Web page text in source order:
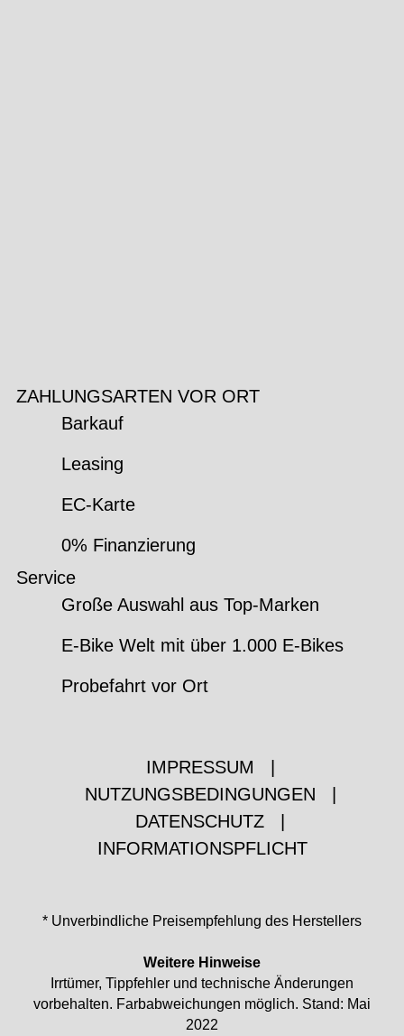
ZAHLUNGSARTEN VOR ORT
Barkauf
Leasing
EC-Karte
0% Finanzierung
Service
Große Auswahl aus Top-Marken
E-Bike Welt mit über 1.000 E-Bikes
Probefahrt vor Ort
IMPRESSUM
NUTZUNGSBEDINGUNGEN
DATENSCHUTZ
INFORMATIONSPFLICHT
* Unverbindliche Preisempfehlung des Herstellers
Weitere Hinweise
Irrtümer, Tippfehler und technische Änderungen
vorbehalten. Farbabweichungen möglich. Stand: Mai
2022